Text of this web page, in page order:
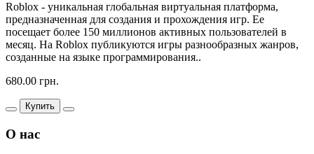
Roblox - уникальная глобальная виртуальная платформа,
предназначенная для создания и прохождения игр. Ее
посещает более 150 миллионов активных пользователей в
месяц. На Roblox публикуются игры разнообразных жанров,
созданные на языке программирования..
680.00 грн.
Купить
О нас